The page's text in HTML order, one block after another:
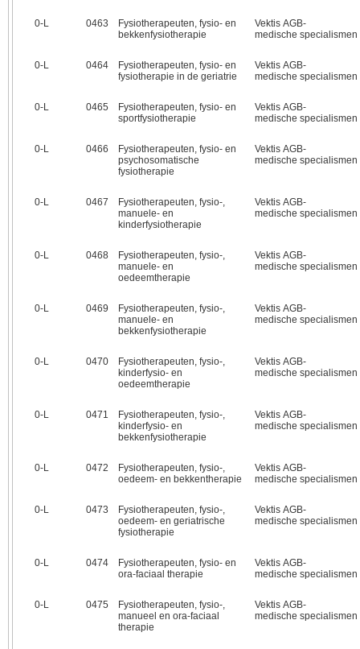
0‑L 0463
Fysiotherapeuten, fysio- en
bekkenfysiotherapie
Vektis AGB-
medische specialismen
0‑L 0464
Fysiotherapeuten, fysio- en
fysiotherapie in de geriatrie
Vektis AGB-
medische specialismen
0‑L 0465
Fysiotherapeuten, fysio- en
sportfysiotherapie
Vektis AGB-
medische specialismen
0‑L 0466
Fysiotherapeuten, fysio- en
psychosomatische
fysiotherapie
Vektis AGB-
medische specialismen
0‑L 0467
Fysiotherapeuten, fysio-,
manuele- en
kinderfysiotherapie
Vektis AGB-
medische specialismen
0‑L 0468
Fysiotherapeuten, fysio-,
manuele- en
oedeemtherapie
Vektis AGB-
medische specialismen
0‑L 0469
Fysiotherapeuten, fysio-,
manuele- en
bekkenfysiotherapie
Vektis AGB-
medische specialismen
0‑L 0470
Fysiotherapeuten, fysio-,
kinderfysio- en
oedeemtherapie
Vektis AGB-
medische specialismen
0‑L 0471
Fysiotherapeuten, fysio-,
kinderfysio- en
bekkenfysiotherapie
Vektis AGB-
medische specialismen
0‑L 0472
Fysiotherapeuten, fysio-,
oedeem- en bekkentherapie
Vektis AGB-
medische specialismen
0‑L 0473
Fysiotherapeuten, fysio-,
oedeem- en geriatrische
fysiotherapie
Vektis AGB-
medische specialismen
0‑L 0474
Fysiotherapeuten, fysio- en
ora-faciaal therapie
Vektis AGB-
medische specialismen
0‑L 0475
Fysiotherapeuten, fysio-,
manueel en ora-faciaal
therapie
Vektis AGB-
medische specialismen